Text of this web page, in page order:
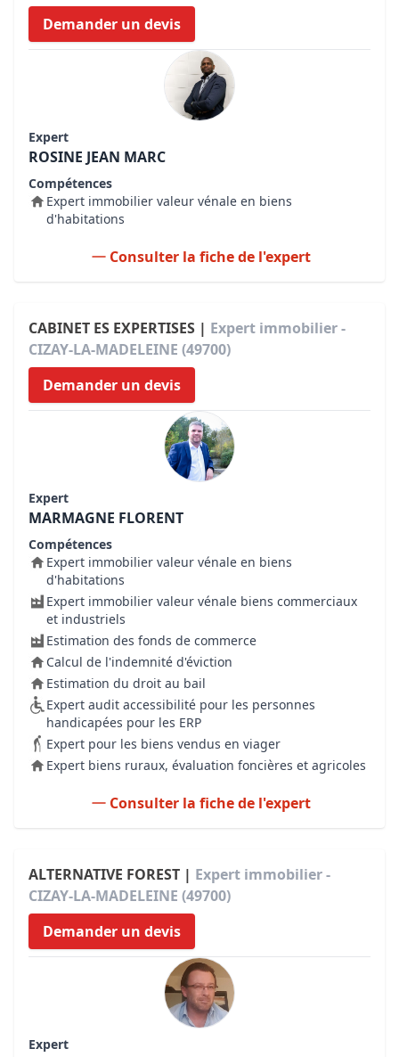
Demander un devis
Expert
ROSINE JEAN MARC
Compétences
Expert immobilier valeur vénale en biens
d'habitations
Consulter la fiche de l'expert
CABINET ES EXPERTISES | Expert immobilier -
CIZAY-LA-MADELEINE (49700)
Demander un devis
Expert
MARMAGNE FLORENT
Compétences
Expert immobilier valeur vénale en biens
d'habitations
Expert immobilier valeur vénale biens commerciaux
et industriels
Estimation des fonds de commerce
Calcul de l'indemnité d'éviction
Estimation du droit au bail
Expert audit accessibilité pour les personnes
handicapées pour les ERP
Expert pour les biens vendus en viager
Expert biens ruraux, évaluation foncières et agricoles
Consulter la fiche de l'expert
ALTERNATIVE FOREST | Expert immobilier -
CIZAY-LA-MADELEINE (49700)
Demander un devis
Expert